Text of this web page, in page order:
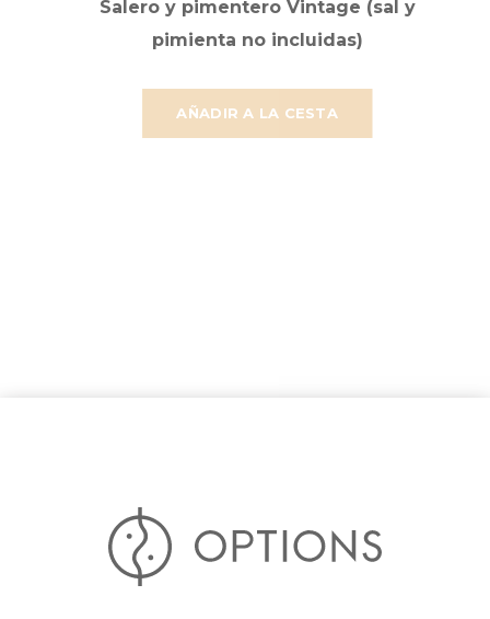
AÑADIR A LA CESTA
Salero y pimentero Vintage (sal y
pimienta no incluidas)